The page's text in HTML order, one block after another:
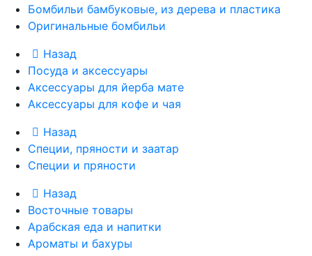
Бомбильи бамбуковые, из дерева и пластика
Оригинальные бомбильи
Назад
Посуда и аксессуары
Аксессуары для йерба мате
Аксессуары для кофе и чая
Назад
Специи, пряности и заатар
Специи и пряности
Назад
Восточные товары
Арабская еда и напитки
Ароматы и бахуры